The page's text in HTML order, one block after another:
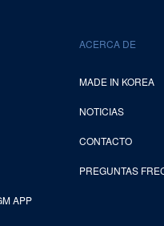
APP
ACERCA DE
MADE IN KOREA
NOTICIAS
CONTACTO
PREGUNTAS